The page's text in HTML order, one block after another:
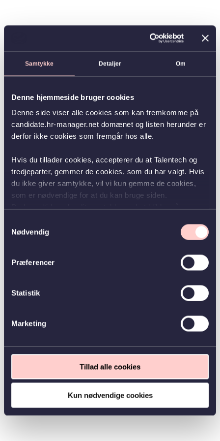
Samtykke Detaljer Om
Denne hjemmeside bruger cookies
Denne side viser alle cookies som kan fremkomme på
candidate.hr-manager.net domænet og listen herunder er
derfor ikke cookies som fremgår hos alle.
Hvis du tillader cookies, accepterer du at Talentech og
tredjeparter, gemmer de cookies, som du har valgt. Hvis
du ikke giver samtykke, vil vi kun gemme de cookies,
som er nødvendige for at du kan bruge siden.
Nødvendig
Præferencer
Statistik
Marketing
Tillad alle cookies
Kun nødvendige cookies